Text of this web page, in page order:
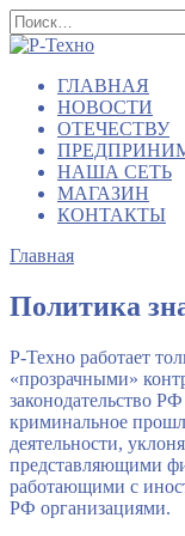
Перейти
к
Search
for:
ГЛАВНАЯ
НОВОСТИ
ОТЕЧЕСТВУ
НАША СЕТЬ
МАГАЗИН
КОНТАКТЫ
Главная
Политика
Р-Техно работает
«прозрачными»
законодательство
криминальное
деятельности,
представляющими
работающими с
РФ организациями.